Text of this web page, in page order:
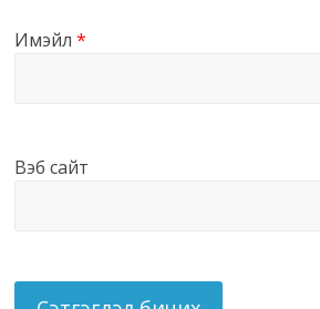
Имэйл*
Вэб сайт